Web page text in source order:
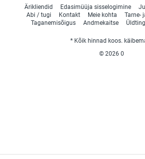
Ärikliendid Edasimüüja sisselogimine
Abi / tugi
Kontakt Meie kohta
Tarne-
Taganemisõigus
Andmekaitse
* Kõik hinnad koos.
© 2026 0